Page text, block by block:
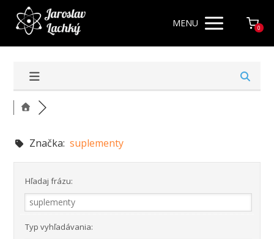
MENU 0
Značka:suplementy
Hľadaj frázu:
Typ vyhľadávania: